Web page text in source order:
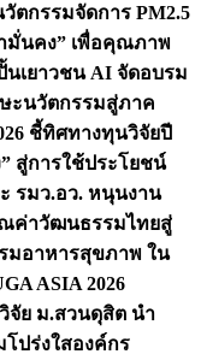
ตกรรมจัดการ PM2.5
มั่นคง” เพื่อคุณภาพ
นเยาวชน AI จัดอบรม
ะนวัตกรรมสู่ภาค
ชี้ทิศทางทุนวิจัยปี
สู่การใช้ประโยชน์
รมว.อว. หนุนงาน
ค่าวัฒนธรรมไทยสู่
มอาหารสุขภาพ ใน
ASIA 2026
จัย ม.สวนดุสิต นำ
โปร่งใสองค์กร